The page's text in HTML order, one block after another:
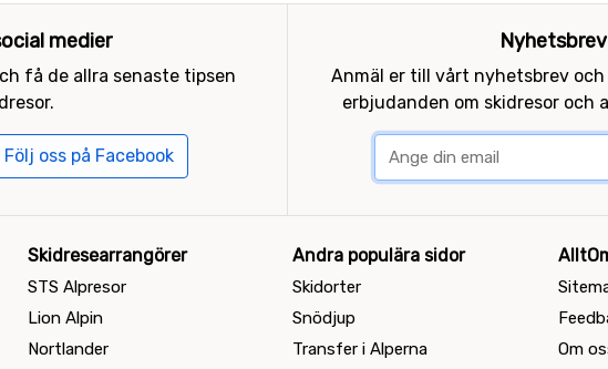
medier
få de allra senaste tipsen
Följ oss på Facebook
Nyhetsbrev
Anmäl er till vårt nyhetsbrev
erbjudanden om skidresor och
Skidresearrangörer
STS Alpresor
Lion Alpin
Nortlander
Andra populära sidor
Skidorter
Snödjup
Transfer i Alperna
Om